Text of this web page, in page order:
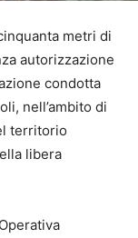
metri di
autorizzazione
condotta
nell’ambito di
territorio
libera